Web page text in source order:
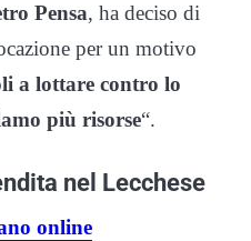
Pensa, ha deciso di
per un motivo
a lottare contro lo
più risorse“.
nel Lecchese
online